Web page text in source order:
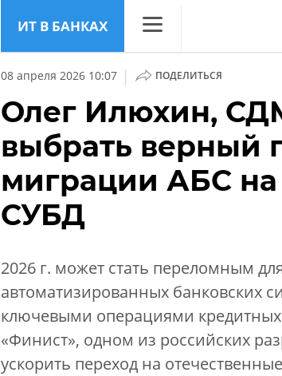
ИТ В БАНКАХ
Конференции
Маркет
Техника
08 апреля 2026 10:07 | ПОДЕЛИТЬСЯ
Олег Илюхин,
выбрать верный
миграции АБС на
СУБД
2026 г. может стать переломным
автоматизированных банковских
ключевыми операциями
«Финист», одном из российских
ускорить переход на